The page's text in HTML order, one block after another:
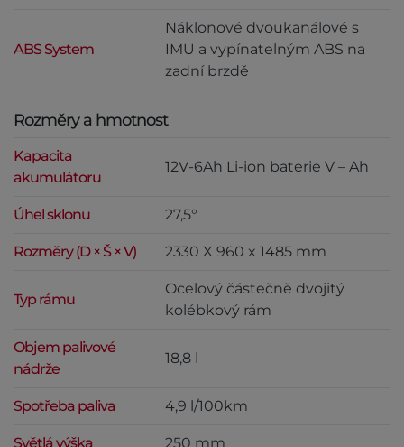
ABS System
Náklonové dvoukanálové s
IMU a vypínatelným ABS na
zadní brzdě
Rozměry a hmotnost
Kapacita
akumulátoru
12V-6Ah Li-ion baterie V – Ah
Úhel sklonu 27,5°
Rozměry (D × Š × V) 2330 X 960 x 1485 mm
Typ rámu
Ocelový částečně dvojitý
kolébkový rám
Objem palivové
nádrže
18,8 l
Spotřeba paliva 4,9 l/100km
Světlá výška 250 mm